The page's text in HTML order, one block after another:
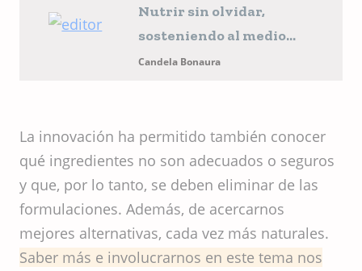
Nutrir sin olvidar,
sosteniendo al medio
ambiente
Candela Bonaura
La innovación ha permitido también conocer
qué ingredientes no son adecuados o seguros
y que, por lo tanto, se deben eliminar de las
formulaciones. Además, de acercarnos
mejores alternativas, cada vez más naturales.
Saber más e involucrarnos en este tema nos